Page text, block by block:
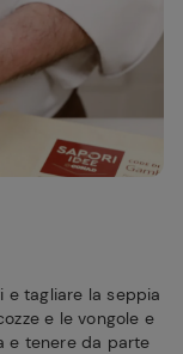
e tagliare la seppia
e le vongole e
e tenere da parte